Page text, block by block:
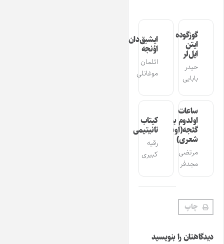
گوزگوده
ایتن
ایل‌لر
حیدر
بابایی
ایشیق‌دان
اؤنجه
ائلمان
موغانلی
ساعات
اولدوم بیر
گئجه(اوشاق
شعری)
مرتضی
مجدفر
کیتاب
تانیتیمی
رقیه
کبیری
چاپ
دیدگاهتان را بنویسید